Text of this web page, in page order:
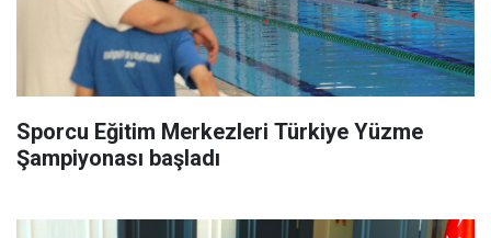
Sporcu Eğitim Merkezleri Türkiye Yüzme
Şampiyonası başladı